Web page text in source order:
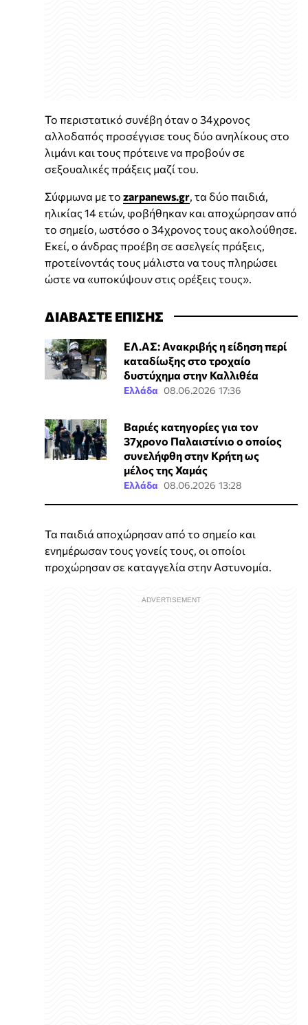
Το περιστατικό συνέβη όταν ο 34χρονος
αλλοδαπός προσέγγισε τους δύο ανηλίκους στο
λιμάνι και τους πρότεινε να προβούν σε
σεξουαλικές πράξεις μαζί του.
Σύφμωνα με το zarpanews.gr , τα δύο παιδιά,
ηλικίας 14 ετών, φοβήθηκαν και αποχώρησαν από
το σημείο, ωστόσο ο 34χρονος τους ακολούθησε.
Εκεί, ο άνδρας προέβη σε ασελγείς πράξεις,
προτείνοντάς τους μάλιστα να τους πληρώσει
ώστε να «υποκύψουν στις ορέξεις τους».
ΔΙΑΒΑΣΤΕ ΕΠΙΣΗΣ
ΕΛ.ΑΣ: Ανακριβής η είδηση περί
καταδίωξης στο τροχαίο
δυστύχημα στην Καλλιθέα
Ελλάδα 08.06.2026 17:36
Βαριές κατηγορίες για τον
37χρονο Παλαιστίνιο ο οποίος
συνελήφθη στην Κρήτη ως
μέλος της Χαμάς
Ελλάδα 08.06.2026 13:28
Τα παιδιά αποχώρησαν από το σημείο και
ενημέρωσαν τους γονείς τους, οι οποίοι
προχώρησαν σε καταγγελία στην Αστυνομία.